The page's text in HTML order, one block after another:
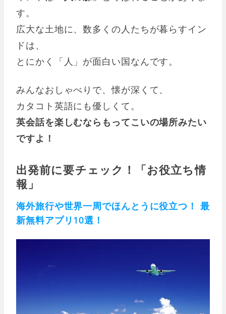
す。
広大な土地に、数多くの人たちが暮らすイン
ドは、
とにかく「人」が面白い国なんです。
みんなおしゃべりで、懐が深くて、
カタコト英語にも優しくて。
英会話を楽しむならもってこいの場所みたい
ですよ！
出発前に要チェック！「お役立ち情
報」
海外旅行や世界一周でほんとうに役立つ！ 最
新無料アプリ10選！